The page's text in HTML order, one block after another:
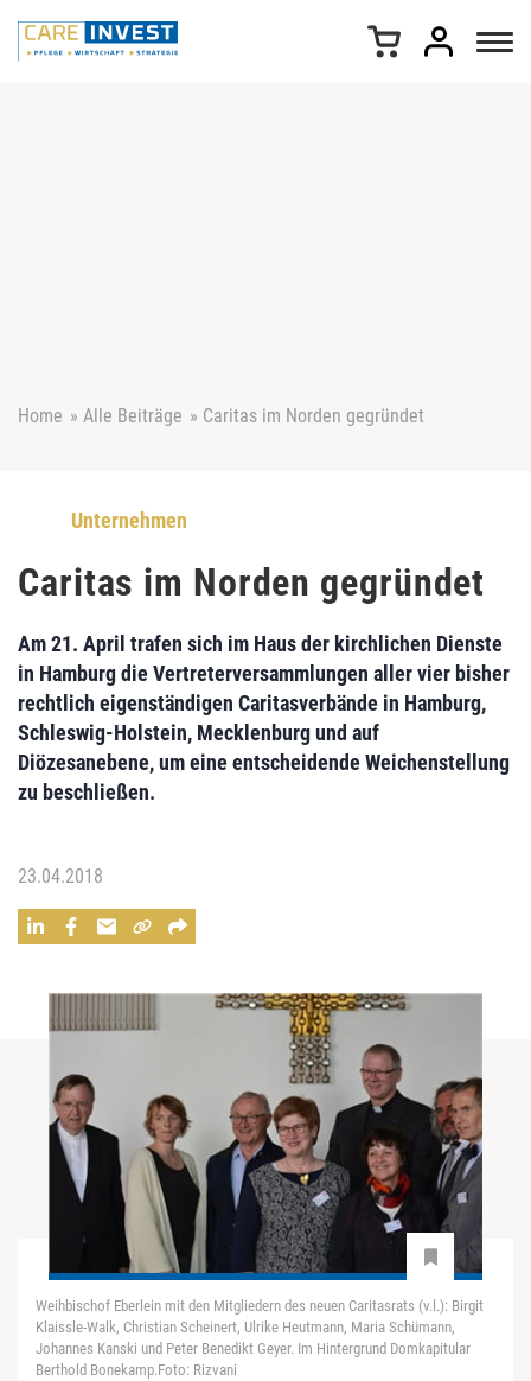
Home » Alle Beiträge » Caritas im Norden gegründet
Unternehmen
Caritas im Norden gegründet
Am 21. April trafen sich im Haus der kirchlichen Dienste
in Hamburg die Vertreterversammlungen aller vier bisher
rechtlich eigenständigen Caritasverbände in Hamburg,
Schleswig-Holstein, Mecklenburg und auf
Diözesanebene, um eine entscheidende Weichenstellung
zu beschließen.
23.04.2018
Weihbischof Eberlein mit den Mitgliedern des neuen Caritasrats (v.l.): Birgit
Klaissle-Walk, Christian Scheinert, Ulrike Heutmann, Maria Schümann,
Johannes Kanski und Peter Benedikt Geyer. Im Hintergrund Domkapitular
Berthold Bonekamp.Foto: Rizvani